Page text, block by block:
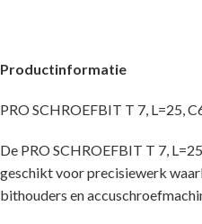
Productinformatie
PRO SCHROEFBIT T 7, L=25,
De PRO SCHROEFBIT T 7,
geschikt voor precisiewerk
bithouders en